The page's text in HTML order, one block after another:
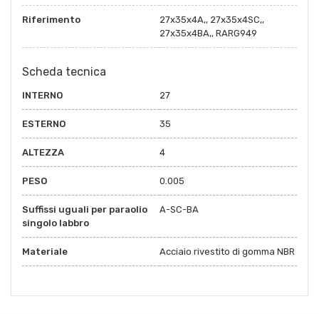
Riferimento
27x35x4A,, 27x35x4SC,,
27x35x4BA,, RARG949
Scheda tecnica
INTERNO 27
ESTERNO 35
ALTEZZA 4
PESO 0.005
Suffissi uguali per paraolio
singolo labbro
A-SC-BA
Materiale Acciaio rivestito di gomma NBR